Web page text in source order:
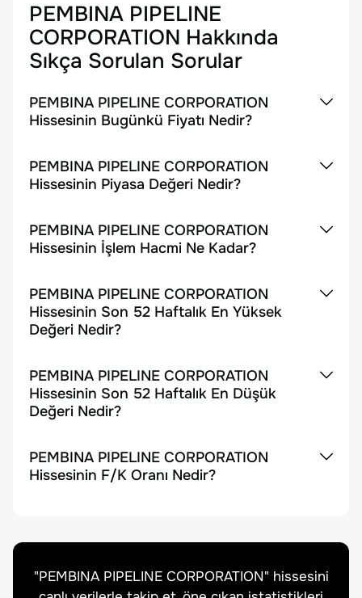
PEMBINA PIPELINE
CORPORATION Hakkında
Sıkça Sorulan Sorular
PEMBINA PIPELINE CORPORATION
Hissesinin Bugünkü Fiyatı Nedir?
PEMBINA PIPELINE CORPORATION
Hissesinin Piyasa Değeri Nedir?
PEMBINA PIPELINE CORPORATION
Hissesinin İşlem Hacmi Ne Kadar?
PEMBINA PIPELINE CORPORATION
Hissesinin Son 52 Haftalık En Yüksek
Değeri Nedir?
PEMBINA PIPELINE CORPORATION
Hissesinin Son 52 Haftalık En Düşük
Değeri Nedir?
PEMBINA PIPELINE CORPORATION
Hissesinin F/K Oranı Nedir?
"PEMBINA PIPELINE CORPORATION" hissesini